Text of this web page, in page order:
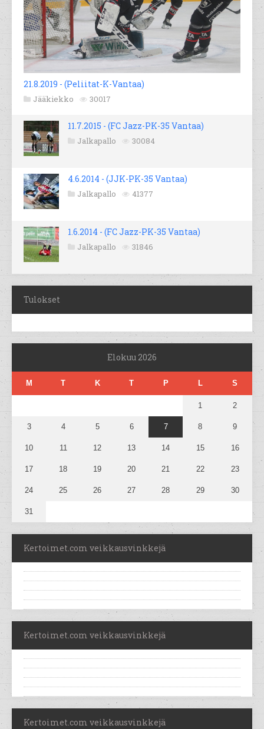
21.8.2019 - (Peliitat-K-Vantaa)
Jääkiekko 30017
11.7.2015 - (FC Jazz-PK-35 Vantaa)
Jalkapallo 30084
4.6.2014 - (JJK-PK-35 Vantaa)
Jalkapallo 41377
1.6.2014 - (FC Jazz-PK-35 Vantaa)
Jalkapallo 31846
Tulokset
Elokuu 2026
M T K T P L S
1 2
3 4 5 6 7 8 9
10 11 12 13 14 15 16
17 18 19 20 21 22 23
24 25 26 27 28 29 30
31
Kertoimet.com veikkausvinkkejä
Kertoimet.com veikkausvinkkejä
Kertoimet.com veikkausvinkkejä